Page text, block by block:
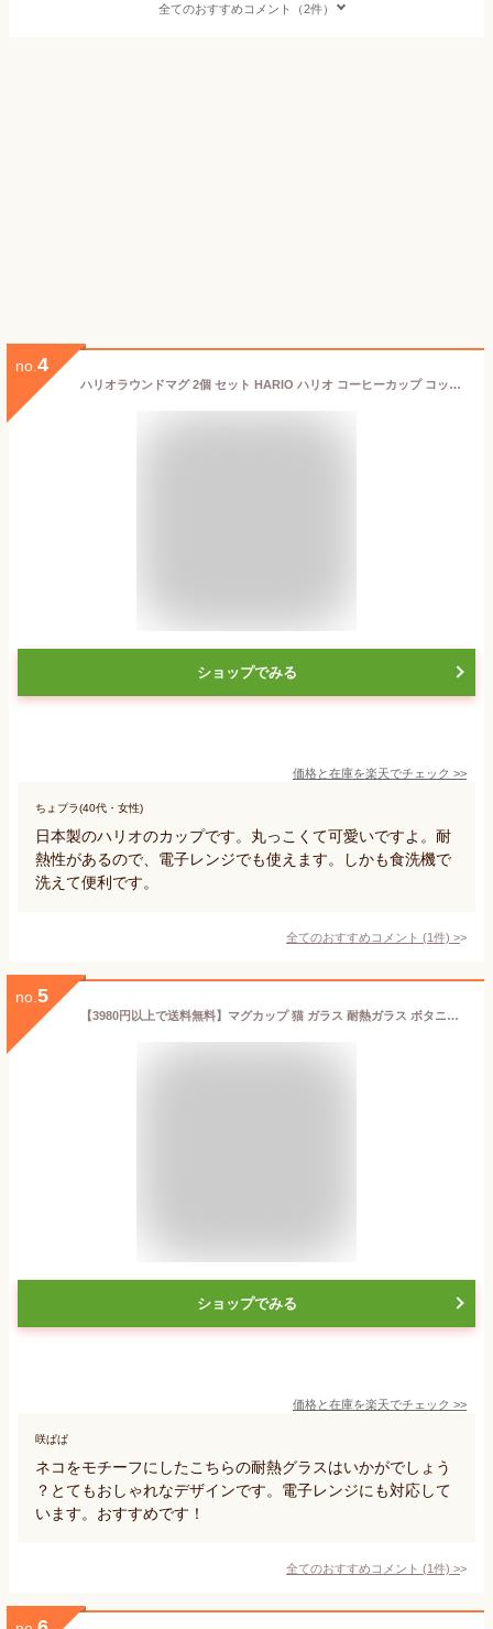
全てのおすすめコメント（2件）
no. 4
ハリオラウンドマグ 2個 セット HARIO ハリオ コーヒーカップ コップ ペア 結婚祝い マグカップ 耐熱 電子レンジ OK コーヒー ギフト 誕生日 内祝い お家カフェ 耐熱ガラス 食洗器OK 日本製 プレゼント 即日 あす楽
ショップでみる
価格と在庫を楽天でチェック >>
ちょプラ(40代・女性)
日本製のハリオのカップです。丸っこくて可愛いですよ。耐
熱性があるので、電子レンジでも使えます。しかも食洗機で
洗えて便利です。
全てのおすすめコメント (1件) >
no. 5
【3980円以上で送料無料】マグカップ 猫 ガラス 耐熱ガラス ボタニカル柄 ねこ ネコ しっぽ 耐熱グラス かわいい おしゃれ 黒猫 電子レンジ対応 300ml ギフト プレゼント あす楽対応 //宅配便発送のみ
ショップでみる
価格と在庫を楽天でチェック >>
咲ぱぱ
ネコをモチーフにしたこちらの耐熱グラスはいかがでしょう
？とてもおしゃれなデザインです。電子レンジにも対応して
います。おすすめです！
全てのおすすめコメント (1件) >